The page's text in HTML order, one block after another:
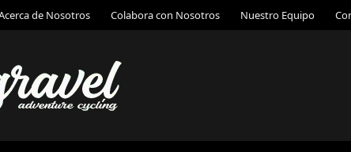
de Nosotros Colabora con Nosotros Nuestro Equipo